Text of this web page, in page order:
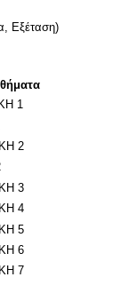
Εξέταση)
1
2
3
4
5
6
7